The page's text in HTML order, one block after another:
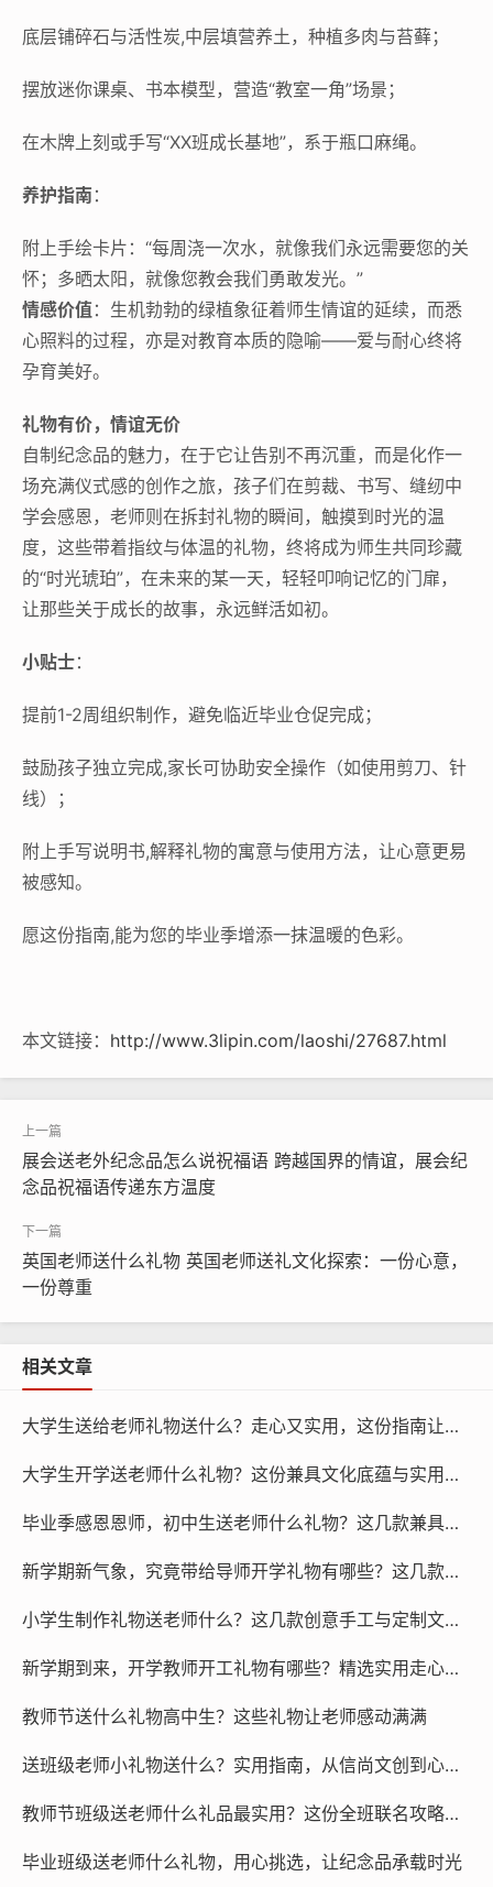
底层铺碎石与活性炭,中层填营养土，种植多肉与苔藓；
摆放迷你课桌、书本模型，营造“教室一角”场景；
附上手绘卡片：“每周浇一次水，就像我们永远需要您的关
怀；多晒太阳，就像您教会我们勇敢发光。”
情感价值 ：生机勃勃的绿植象征着师生情谊的延续，而悉
心照料的过程，亦是对教育本质的隐喻——爱与耐心终将
礼物有价，情谊无价
自制纪念品的魅力，在于它让告别不再沉重，而是化作一
场充满仪式感的创作之旅，孩子们在剪裁、书写、缝纫中
学会感恩，老师则在拆封礼物的瞬间，触摸到时光的温
度，这些带着指纹与体温的礼物，终将成为师生共同珍藏
的“时光琥珀”，在未来的某一天，轻轻叩响记忆的门扉，
提前1-2周组织制作，避免临近毕业仓促完成；
鼓励孩子独立完成,家长可协助安全操作（如使用剪刀、针
线）；
附上手写说明书,解释礼物的寓意与使用方法，让心意更易
愿这份指南,能为您的毕业季增添一抹温暖的色彩。
http://www.3lipin.com/laoshi/27687.html
展会送老外纪念品怎么说祝福语 跨越国界的情谊，展会纪
英国老师送什么礼物 英国老师送礼文化探索：一份心意，
相关文章